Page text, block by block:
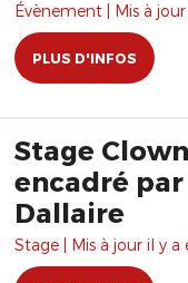
Évènement | Mis à
PLUS D'INFOS
Stage
encadré
Dallaire
Stage | Mis à jour il y a